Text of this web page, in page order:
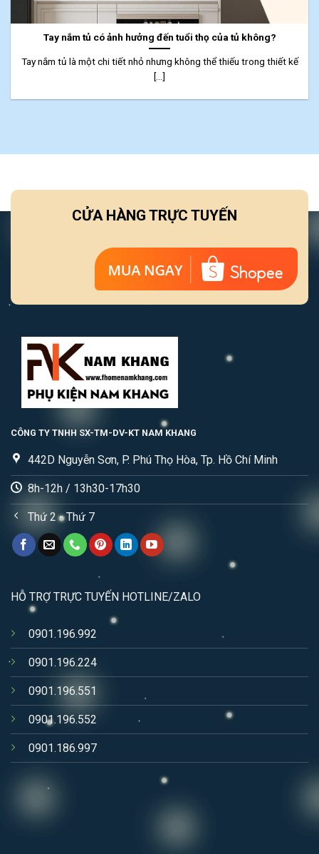
Tay nắm tủ có ảnh hưởng đến tuổi thọ của tủ không?
Tay nắm tủ là một chi tiết nhỏ nhưng không thể thiếu trong thiết kế
[...]
CỬA HÀNG TRỰC TUYẾN
CÔNG TY TNHH SX-TM-DV-KT NAM KHANG
442D Nguyễn Sơn, P. Phú Thọ Hòa, Tp. Hồ Chí Minh
8h-12h / 13h30-17h30
Thứ 2 - Thứ 7
HỖ TRỢ TRỰC TUYẾN HOTLINE/ZALO
0901.196.992
0901.196.224
0901.196.551
0901.196.552
0901.186.997